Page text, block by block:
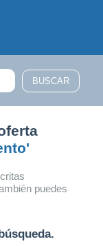
puedes